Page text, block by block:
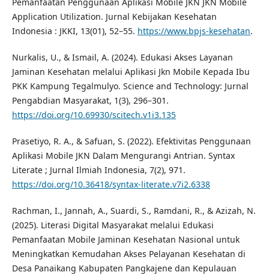
Application Utilization. Jurnal Kebijakan Kesehatan
Indonesia : JKKI, 13(01), 52–55. https://www.bpjs-kesehatan.
Nurkalis, U., & Ismail, A. (2024). Edukasi Akses Layanan
Jaminan Kesehatan melalui Aplikasi Jkn Mobile Kepada Ibu
PKK Kampung Tegalmulyo. Science and Technology: Jurnal
Pengabdian Masyarakat, 1(3), 296–301.
https://doi.org/10.69930/scitech.v1i3.135
Prasetiyo, R. A., & Safuan, S. (2022). Efektivitas Penggunaan
Aplikasi Mobile JKN Dalam Mengurangi Antrian. Syntax
Literate ; Jurnal Ilmiah Indonesia, 7(2), 971.
https://doi.org/10.36418/syntax-literate.v7i2.6338
Rachman, I., Jannah, A., Suardi, S., Ramdani, R., & Azizah, N.
(2025). Literasi Digital Masyarakat melalui Edukasi
Pemanfaatan Mobile Jaminan Kesehatan Nasional untuk
Meningkatkan Kemudahan Akses Pelayanan Kesehatan di
Desa Panaikang Kabupaten Pangkajene dan Kepulauan